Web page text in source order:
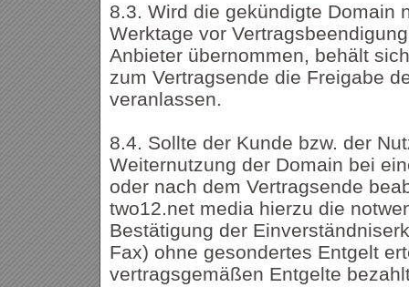
8.3. Wird die gekündigte Domain
Werktage vor
Anbieter übernommen, behält
zum Vertragsende die Freigabe
veranlassen.
8.4. Sollte der Kunde bzw. der
Weiternutzung der Domain bei
oder nach dem Vertragsende
two12.net media hierzu die
Bestätigung der
Fax) ohne gesondertes Entgelt
vertragsgemäßen Entgelte